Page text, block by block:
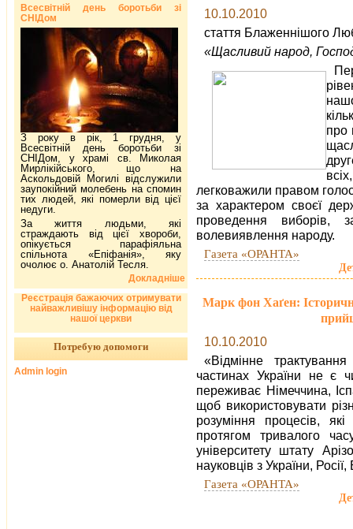
10.10.2010
стаття Блаженнішого
«Щасливий народ,
про
легковажили правом
за характером своєї
проведення виборів,
волевиявлення народу.
Газета «ОРАНТА»
Марк фон Хаґен:
10.10.2010
«Відмінне
частинах України не є
переживає Німеччина,
щоб використовувати
розуміння процесів,
протягом тривалого
університету штату
науковців з України,
Газета «ОРАНТА»
Всесвітній день боротьби зі
СНІДом
З року в рік, 1 грудня, у
Всесвітній день боротьби зі
СНІДом, у храмі св. Миколая
Мирлікійського, що на
Аскольдовій Могилі відслужили
заупокійний молебень на спомин
тих людей, які померли від цієї
недуги.
За життя людьми, які
страждають від цієї хвороби,
опікується парафіяльна
спільнота «Епіфанія», яку
очолює о. Анатолій Тесля.
Докладніше
Реєстрація бажаючих отримувати
найважливішу інформацію від
нашої церкви
Потребую допомоги
Admin login